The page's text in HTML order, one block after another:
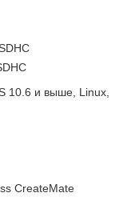
10.6 и выше, Linux,
CreateMate